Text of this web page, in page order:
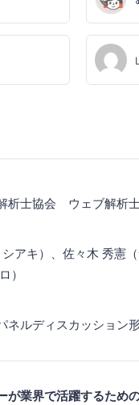
析士協会 ウェブ解析
アキ）、佐々木 秀憲
）
ネルディスカッション
が業界で活躍するため